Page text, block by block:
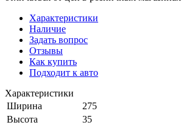
Характеристики
Наличие
Задать вопрос
Отзывы
Как купить
Подходит к авто
Характеристики
Ширина
275
Высота
35